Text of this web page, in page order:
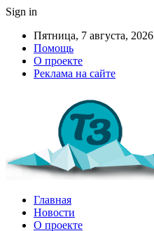
Sign in
Пятница, 7 августа, 2026
Помощь
О проекте
Реклама на сайте
Главная
Новости
О проекте